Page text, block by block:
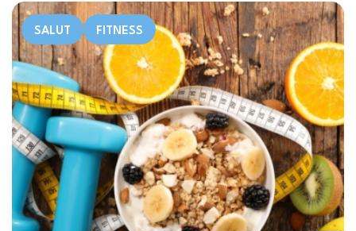
SALUT FITNESS